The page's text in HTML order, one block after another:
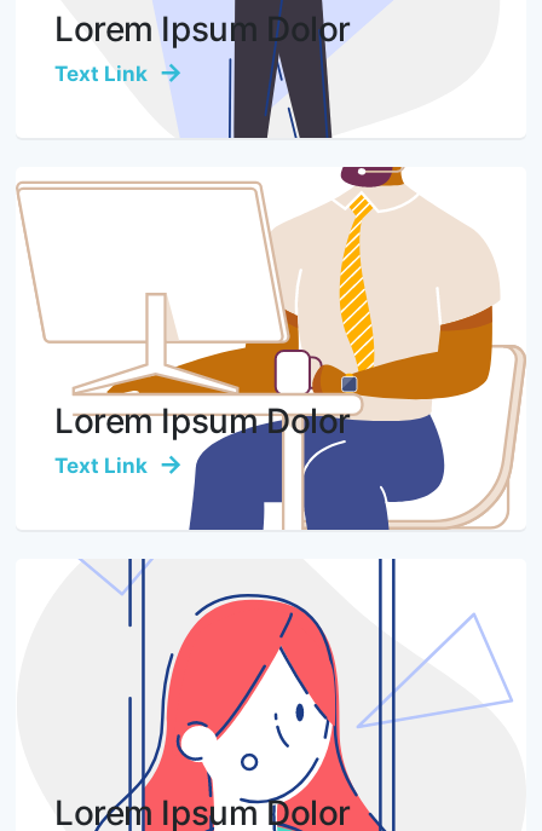
Lorem Ipsum Dolor
Text Link
Lorem Ipsum Dolor
Text Link
Lorem Ipsum Dolor